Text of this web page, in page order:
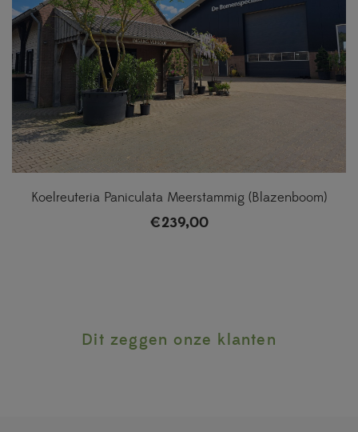
Koelreuteria Paniculata Meerstammig (Blazenboom)
€239,00
Dit zeggen onze klanten